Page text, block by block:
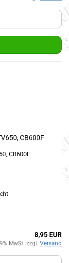
CB600F
CB600F
8,95 EUR
MwSt. zzgl. Versand